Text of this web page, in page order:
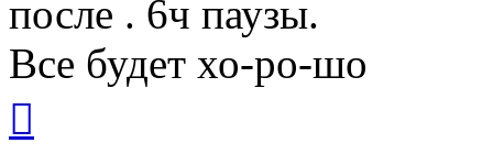
после . 6ч паузы.
Все будет хо-ро-шо
началу